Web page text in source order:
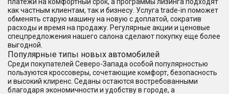
как частным клиентам, так и бизнесу. Услуга trade-in поможет
обменять старую машину на новую с доплатой, сократив
расходы и время на продажу. Регулярные акции и ценовые
спецпредложения нашего салона сделают покупку еще более
выгодной.
Популярные типы новых автомобилей
Среди покупателей Северо-Запада особой популярностью
пользуются кроссоверы, сочетающие комфорт, безопасность
и высокий клиренс. Седаны остаются востребованными
благодаря экономичности и удобству в городе, а